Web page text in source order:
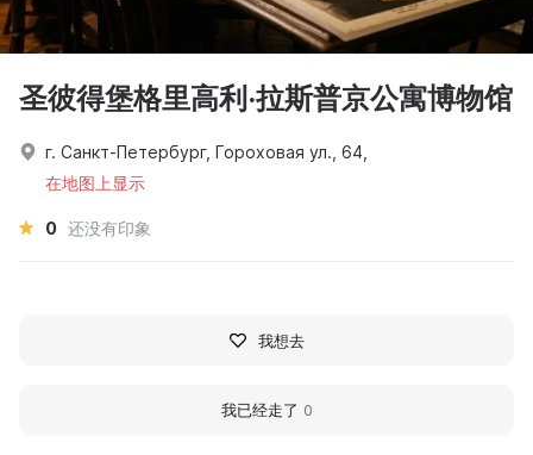
圣彼得堡格里高利·拉斯普京公寓博物馆
г. Санкт-Петербург, Гороховая ул., 64,
在地图上显示
0 还没有印象
我想去
我已经走了 0